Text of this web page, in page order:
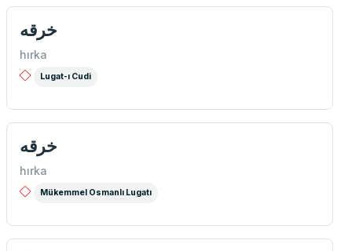
خرقه
hırka
Lugat-ı Cudi
خرقه
hırka
Mükemmel Osmanlı Lugatı